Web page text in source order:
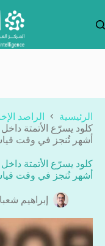
المحتوى
الرئيسية
الراصد
كلود يسرّع الأتمتة
أشهر تُنجز في وقت
كلود يسرّع الأتمتة
أشهر تُنجز في وقت
إبراهيم